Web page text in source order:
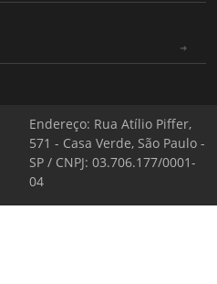
Endereço: Rua Atílio Piffer,
571 - Casa Verde, São Paulo -
SP / CNPJ: 03.706.177/0001-
04